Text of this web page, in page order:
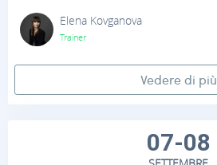
Elena Kovganova
Trainer
Vedere di più
07-08